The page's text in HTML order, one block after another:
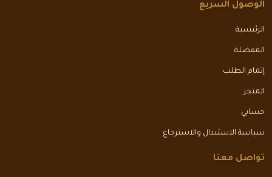
الوصول السريع
الرئيسية
المفضلة
إتمام الطلب
المتجر
حسابي
سياسة الاستبدال والاسترجاع
تواصل معنا